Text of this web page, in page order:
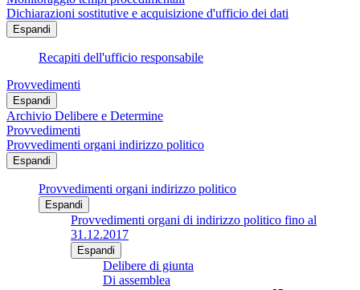
Dichiarazioni sostitutive e acquisizione d'ufficio dei dati
Espandi
Recapiti dell'ufficio responsabile
Provvedimenti
Espandi
Archivio Delibere e Determine
Provvedimenti
Provvedimenti organi indirizzo politico
Espandi
Provvedimenti organi indirizzo politico
Espandi
Provvedimenti organi di indirizzo politico fino al
31.12.2017
Espandi
Delibere di giunta
Di assemblea